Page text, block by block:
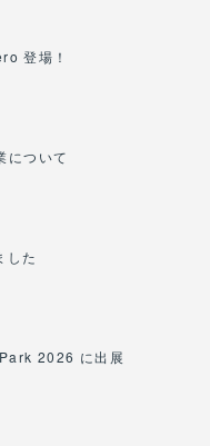
登場！
ついて
した
2026 に出展